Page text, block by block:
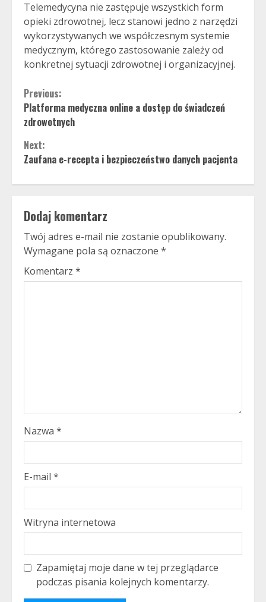
Telemedycyna nie zastępuje wszystkich form
opieki zdrowotnej, lecz stanowi jedno z narzędzi
wykorzystywanych we współczesnym systemie
medycznym, którego zastosowanie zależy od
konkretnej sytuacji zdrowotnej i organizacyjnej.
Continue
Reading
Previous:
Platforma medyczna online a dostęp do świadczeń
zdrowotnych
Next:
Zaufana e-recepta i bezpieczeństwo danych pacjenta
Dodaj komentarz
Twój adres e-mail nie zostanie opublikowany.
Wymagane pola są oznaczone *
Komentarz *
Nazwa *
E-mail *
Witryna internetowa
Zapamiętaj moje dane w tej przeglądarce
podczas pisania kolejnych komentarzy.